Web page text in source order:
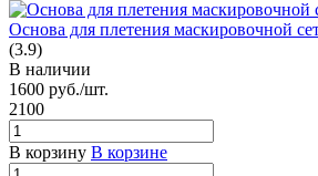
Основа для плетения маскировочной
(3.9)
В наличии
1600 руб./шт.
2100
В корзину В корзине